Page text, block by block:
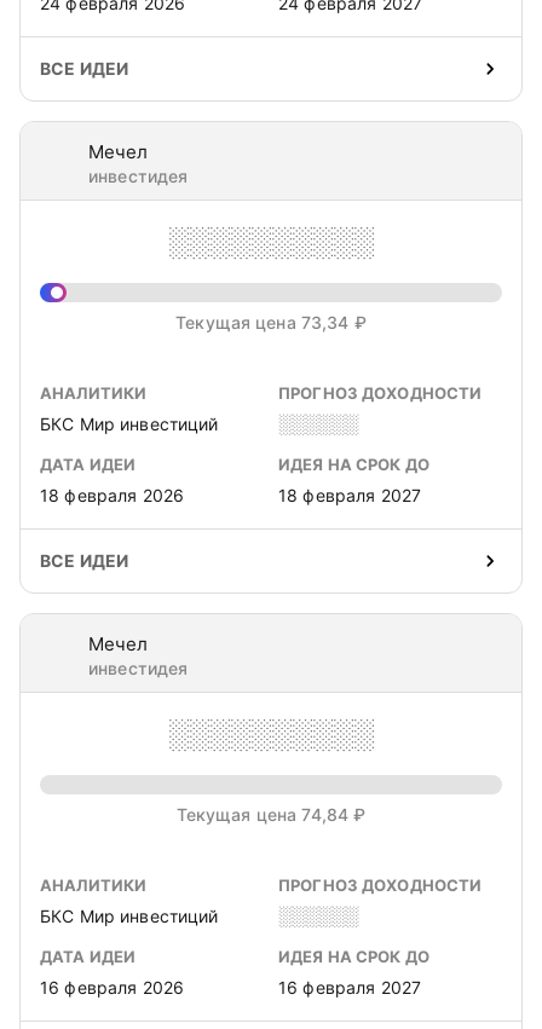
ВСЕ ИДЕИ
Мечел
инвестидея
░░░░░░░░░░
Текущая цена 73,34 ₽
АНАЛИТИКИ
БКС Мир инвестиций
ПРОГНОЗ ДОХОДНОСТИ
░░░░░░
ДАТА ИДЕИ
18 февраля 2026
ИДЕЯ НА СРОК ДО
18 февраля 2027
ВСЕ ИДЕИ
Мечел
инвестидея
░░░░░░░░░░
Текущая цена 74,84 ₽
АНАЛИТИКИ
БКС Мир инвестиций
ПРОГНОЗ ДОХОДНОСТИ
░░░░░░
ДАТА ИДЕИ
16 февраля 2026
ИДЕЯ НА СРОК ДО
16 февраля 2027